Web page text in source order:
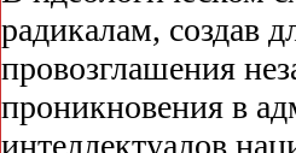
радикалам, создав
провозглашения
проникновения в
интеллектуалов